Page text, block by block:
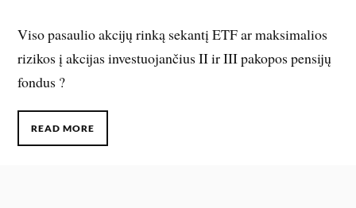
Viso pasaulio akcijų rinką sekantį ETF ar maksimalios
rizikos į akcijas investuojančius II ir III pakopos pensijų
fondus ?
READ MORE